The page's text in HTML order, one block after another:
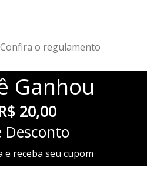
Ganhou
20,00
Desconto
e receba seu cupom